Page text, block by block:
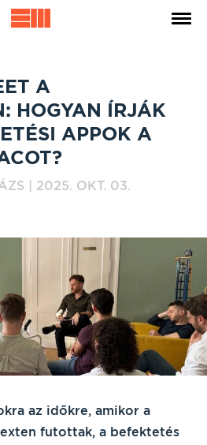
A
HOGYAN ÍRJÁK
APPOK A
2025. OKT. 03.
az időkre, amikor a
futottak, a befektetés